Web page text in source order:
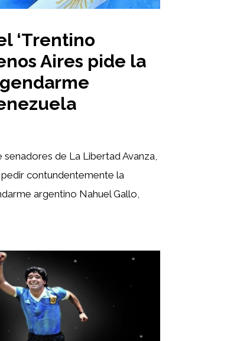
‘Trentino
Aires pide la
de La Libertad Avanza,
contundentemente la
argentino Nahuel Gallo,